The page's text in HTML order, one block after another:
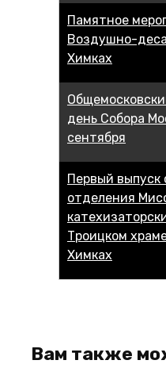
Памятное
Воздушно-
Химках
день Собора
сентября
Первый выпуск
отделения
Троицком
Химках
Вам также